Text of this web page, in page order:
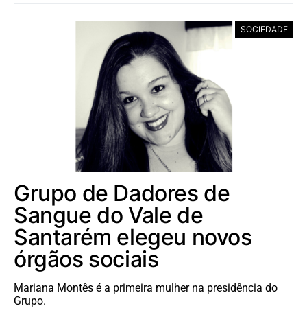
SOCIEDADE
Grupo de Dadores de
Sangue do Vale de
Santarém elegeu novos
órgãos sociais
Mariana Montês é a primeira mulher na presidência do
Grupo.